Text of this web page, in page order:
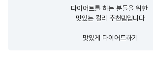
다이어트를 하는 분들을 위한
맛있는 컬리 추천템입니다
맛있게 다이어트하기